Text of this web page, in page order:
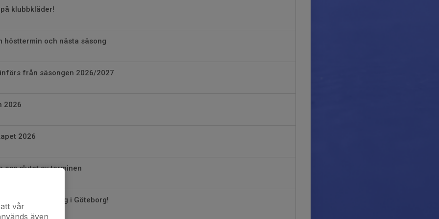
klubbkläder!
hösttermin och nästa säsong
från säsongen 2026/2027
2026
2026
oss slutet av terminen
ungdomstävling i Göteborg!
vår
även